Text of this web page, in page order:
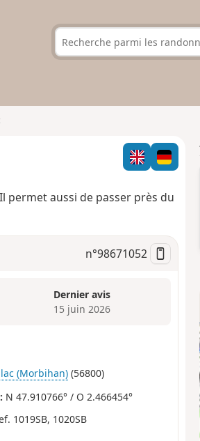
permet aussi de passer près du
n°98671052
Dernier avis
15 juin 2026
(Morbihan) (56800)
N 47.910766° / O 2.466454°
1019SB, 1020SB